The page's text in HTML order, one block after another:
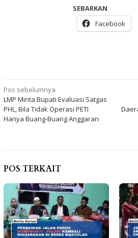
SEBARKAN
Facebook
Navigasi
pos
Pos sebelumnya
LMP Minta Bupati Evaluasi Satgas
PHL, Bila Tidak Operasi PETI
Hanya Buang-Buang Anggaran
POS TERKAIT